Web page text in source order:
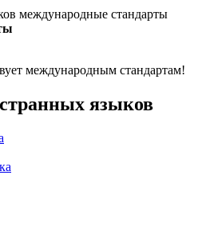
международным стандартам!
языков